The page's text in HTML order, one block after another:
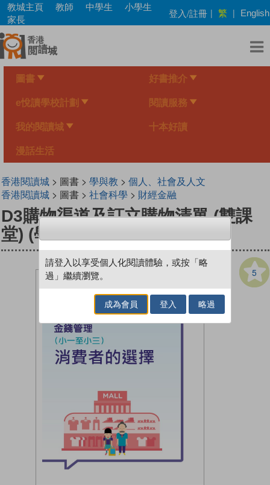
Skip
main
content
教城主頁 教師 中學生
小學生
家長
登入/註冊 | 繁 | English
圖書 好書推介
e悅讀學校計劃 閱讀服務
我的閱讀城 十本好讀
漫話生活
香港閱讀城> 圖書 > 學與教 > 個人、社會及人文
香港閱讀城> 圖書 > 社會科學 > 財經金融
D3購物渠道及訂立購物清單 (雙課
堂) (學生版)
5
請登入以享受個人化閱讀體驗，或按「略
過」繼續瀏覽。
成為會員 登入 略過